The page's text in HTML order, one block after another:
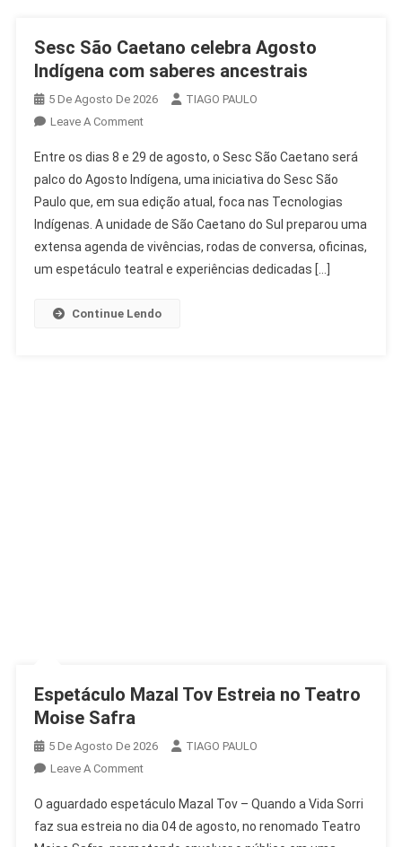
Sesc São Caetano celebra Agosto
Indígena com saberes ancestrais
5 De Agosto De 2026
TIAGO PAULO
Leave A CommentOn
São
Caetano
Celebra
Agosto
Indígena
Com
Ancestrais
Entre os dias 8 e 29 de agosto, o Sesc São Caetano será
palco do Agosto Indígena, uma iniciativa do Sesc São
Paulo que, em sua edição atual, foca nas Tecnologias
Indígenas. A unidade de São Caetano do Sul preparou uma
extensa agenda de vivências, rodas de conversa, oficinas,
um espetáculo teatral e experiências dedicadas […]
Continue Lendo
Espetáculo Mazal Tov Estreia no Teatro
Moise Safra
5 De Agosto De 2026
TIAGO PAULO
Leave A CommentOn
Mazal
Tov
O aguardado espetáculo Mazal Tov – Quando a Vida Sorri
faz sua estreia no dia 04 de agosto, no renomado Teatro